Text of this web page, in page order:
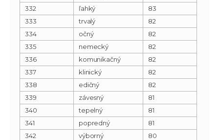
332
ľahký
83
333
trvalý
82
334
očný
82
335
nemecký
82
336
komunikačný
82
337
klinický
82
338
edičný
82
339
závesný
81
340
tepelný
81
341
popredný
81
342
výborný
80